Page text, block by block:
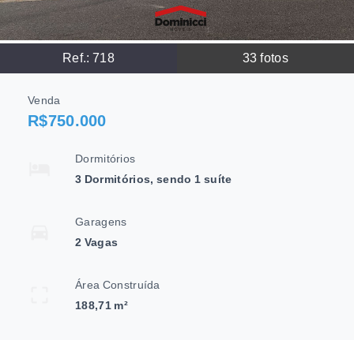
Ref.:718 33 fotos
Venda
R$750.000
Dormitórios
3 Dormitórios, sendo 1 suíte
Garagens
2 Vagas
Área Construída
188,71 m²